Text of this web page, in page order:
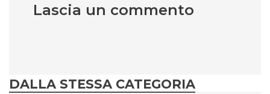
Lascia un commento
DALLA STESSA CATEGORIA